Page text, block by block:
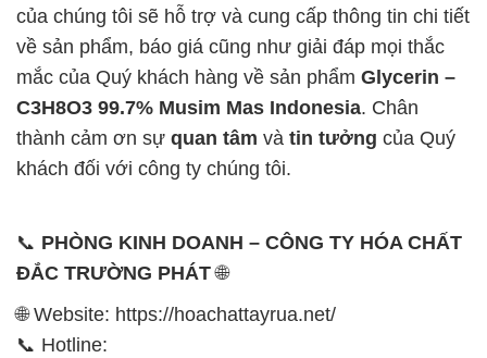
của chúng tôi sẽ hỗ trợ và cung cấp thông tin chi tiết
về sản phẩm, báo giá cũng như giải đáp mọi thắc
mắc của Quý khách hàng về sản phẩm Glycerin –
C3H8O3 99.7% Musim Mas Indonesia. Chân
thành cảm ơn sự quan tâm và tin tưởng của Quý
khách đối với công ty chúng tôi.
📞 PHÒNG KINH DOANH – CÔNG TY HÓA CHẤT
ĐẮC TRƯỜNG PHÁT🌐
🌐 Website: https://hoachattayrua.net/
📞 Hotline: